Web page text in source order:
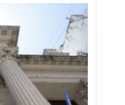
2026